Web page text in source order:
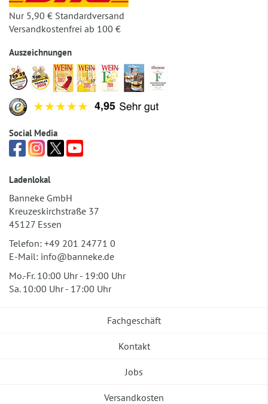
Nur 5,90 € Standardversand
Versandkostenfrei ab 100 €
Auszeichnungen
Social Media
Ladenlokal
Banneke GmbH
Kreuzeskirchstraße 37
45127 Essen
Telefon: +49 201 24771 0
E-Mail: info@banneke.de
Mo.-Fr. 10:00 Uhr - 19:00 Uhr
Sa. 10:00 Uhr - 17:00 Uhr
Fachgeschäft
Kontakt
Jobs
Versandkosten